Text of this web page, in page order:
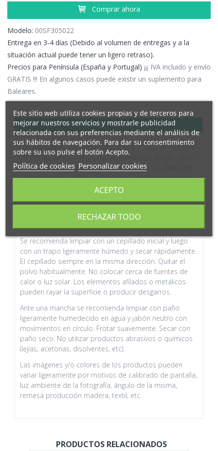
Comprar ahora
Modelo: 00SF305022
Entrega en 3-4 días (Debido al volumen de entregas y a la
situación actual puede tener un ligero retraso).
Precios para Península (España y Portugal) ¡¡¡ IVA incluido y envío
GRATIS !!! En algunos casos puede existir un suplemento para
Baleares.
MÁS INFORMACIÓN
Las medidas son: 70 cm. de ancho x 77 cm. de fondo x
78 cm. de alto. La altura del asiento es de 45 cm.,
un fondo de 57 cm. y un ancho de 61 cm.
respaldo es de 25 cm. y el ancho es de 50 cm. El grosor
del asiento es de 20 cm. El peso del sillón es de 13 kg. y
Este producto requiere un pequeño montaje por parte
Se recomienda limpiar con un cepillado inicial y luego
con un trapo ligeramente húmedo y secar rápidamente.
El cepillado siempre en la misma dirección. Quitar el
polvo habitualmente. No colocar cerca de fuentes de
calor o luz solar. Los elementos afilados o metálicos
pueden rayar la superficie o producir desgarros.
Ante una mancha se recomienda limpiar con paño
ligeramente humedecido en agua y jabón neutro con
movimientos en círculo. Frotar suavemente. Secar con
paño seco. No utilizar productos abrasivos o químicos
(lejías, acetonas, disolventes, etc).
Las imágenes y/o colores de los productos pueden
variar ligeramente por motivos de calibrado de pantalla,
luz ambiente de la fotografía, ángulo de la misma,
remesa producción madera, textil, etc.
PRODUCTOS RELACIONADOS
Este sitio web utiliza cookies propias y de terceros para
mejorar nuestros servicios y mostrarle publicidad
relacionada con sus preferencias mediante el análisis de
sus hábitos de navegación. Para dar su consentimiento
sobre su uso pulse el botón Acepto.
Política de cookies Personalizar cookies
RECHAZAR TODO
ACEPTO